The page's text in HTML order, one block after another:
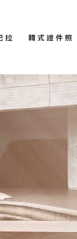
拉 韓式證件照